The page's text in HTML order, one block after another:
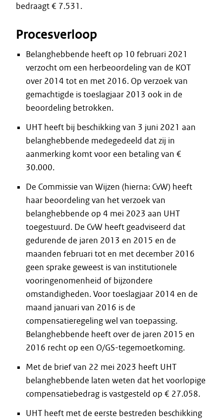
bedraagt € 7.531.
Procesverloop
Belanghebbende heeft op 10 februari 2021
verzocht om een herbeoordeling van de KOT
over 2014 tot en met 2016. Op verzoek van
gemachtigde is toeslagjaar 2013 ook in de
beoordeling betrokken.
UHT heeft bij beschikking van 3 juni 2021 aan
belanghebbende medegedeeld dat zij in
aanmerking komt voor een betaling van €
30.000.
De Commissie van Wijzen (hierna: CvW) heeft
haar beoordeling van het verzoek van
belanghebbende op 4 mei 2023 aan UHT
toegestuurd. De CvW heeft geadviseerd dat
gedurende de jaren 2013 en 2015 en de
maanden februari tot en met december 2016
geen sprake geweest is van institutionele
vooringenomenheid of bijzondere
omstandigheden. Voor toeslagjaar 2014 en de
maand januari van 2016 is de
compensatieregeling wel van toepassing.
Belanghebbende heeft over de jaren 2015 en
2016 recht op een O/GS-tegemoetkoming.
Met de brief van 22 mei 2023 heeft UHT
belanghebbende laten weten dat het voorlopige
compensatiebedrag is vastgesteld op € 27.058.
UHT heeft met de eerste bestreden beschikking